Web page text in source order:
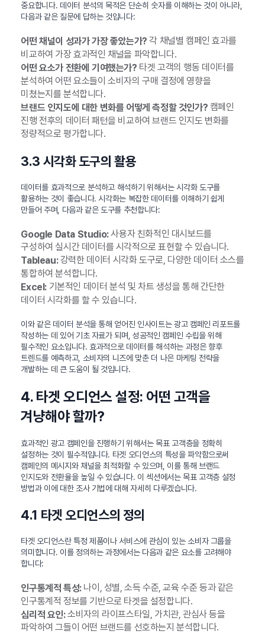
중요합니다. 데이터 분석의 목적은 단순히 숫자를 이해하는 것이 아니라,
다음과 같은 질문에 답하는 것입니다:
어떤 채널이 성과가 가장 좋았는가? 각 채널별 캠페인 효과를
비교하여 가장 효과적인 채널을 파악합니다.
어떤 요소가 전환에 기여했는가? 타겟 고객의 행동 데이터를
분석하여 어떤 요소들이 소비자의 구매 결정에 영향을
미쳤는지를 분석합니다.
브랜드 인지도에 대한 변화를 어떻게 측정할 것인가? 캠페인
진행 전후의 데이터 패턴을 비교하여 브랜드 인지도 변화를
정량적으로 평가합니다.
3.3 시각화 도구의 활용
데이터를 효과적으로 분석하고 해석하기 위해서는 시각화 도구를
활용하는 것이 좋습니다. 시각화는 복잡한 데이터를 이해하기 쉽게
만들어 주며, 다음과 같은 도구를 추천합니다:
Google Data Studio:사용자 친화적인 대시보드를
구성하여 실시간 데이터를 시각적으로 표현할 수 있습니다.
Tableau:강력한 데이터 시각화 도구로, 다양한 데이터 소스를
통합하여 분석합니다.
Excel:기본적인 데이터 분석 및 차트 생성을 통해 간단한
데이터 시각화를 할 수 있습니다.
이와 같은 데이터 분석을 통해 얻어진 인사이트는 광고 캠페인 리포트를
작성하는 데 있어 기초 자료가 되며, 성공적인 캠페인 수립을 위해
필수적인 요소입니다. 효과적으로 데이터를 해석하는 과정은 향후
트렌드를 예측하고, 소비자의 니즈에 맞춘 더 나은 마케팅 전략을
개발하는 데 큰 도움이 될 것입니다.
4. 타겟 오디언스 설정: 어떤 고객을
겨냥해야 할까?
효과적인 광고 캠페인을 진행하기 위해서는 목표 고객층을 정확히
설정하는 것이 필수적입니다. 타겟 오디언스의 특성을 파악함으로써
캠페인의 메시지와 채널을 최적화할 수 있으며, 이를 통해 브랜드
인지도와 전환율을 높일 수 있습니다. 이 섹션에서는 목표 고객층 설정
방법과 이에 대한 조사 기법에 대해 자세히 다루겠습니다.
4.1 타겟 오디언스의 정의
타겟 오디언스란 특정 제품이나 서비스에 관심이 있는 소비자 그룹을
의미합니다. 이를 정의하는 과정에서는 다음과 같은 요소를 고려해야
합니다:
인구통계적 특성:나이, 성별, 소득 수준, 교육 수준 등과 같은
인구통계적 정보를 기반으로 타겟을 설정합니다.
심리적 요인:소비자의 라이프스타일, 가치관, 관심사 등을
파악하여 그들이 어떤 브랜드를 선호하는지 분석합니다.